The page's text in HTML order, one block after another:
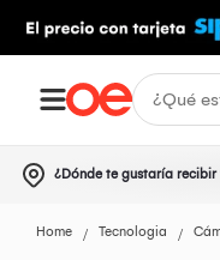
¿Dónde te gustaría
Home Tecnologia